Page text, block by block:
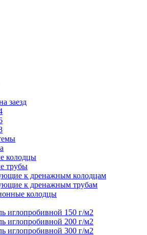
заезд
колодцы
трубы
к дренажным колодцам
к дренажным трубам
колодцы
иглопробивной 150 г/м2
иглопробивной 200 г/м2
иглопробивной 300 г/м2